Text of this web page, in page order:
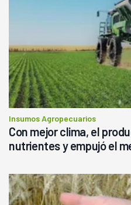
Insumos Agropecuarios
Con mejor clima, el
nutrientes y empujó el